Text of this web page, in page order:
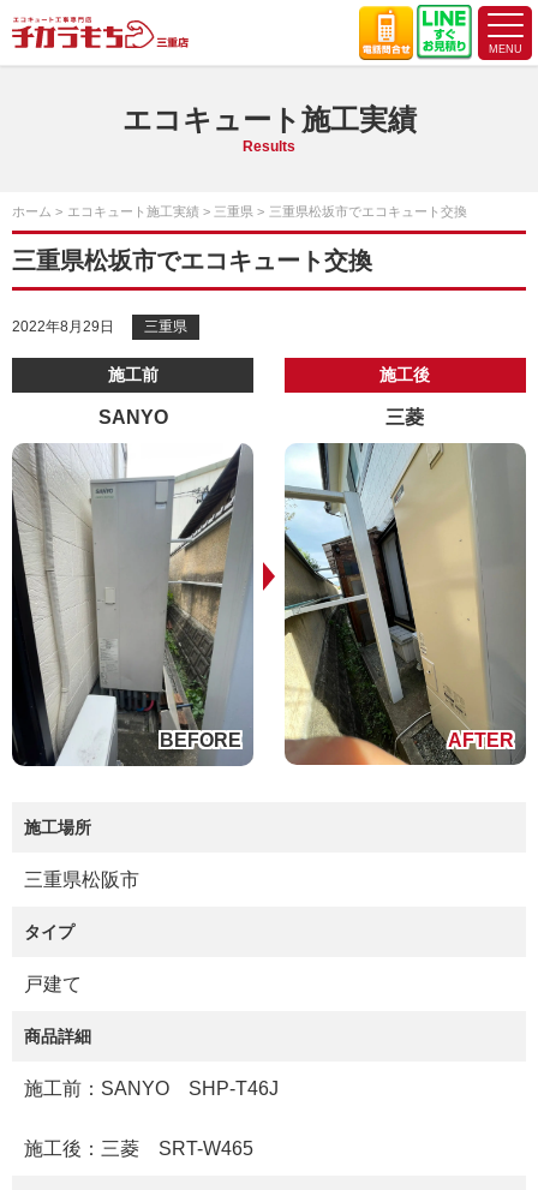
エコキュート施工実績
Results
ホーム エコキュート施工実績 三重県 三重県松坂市でエコキュート交換
三重県松坂市でエコキュート交換
2022年8月29日 三重県
施工前
SANYO
施工後
三菱
施工場所
三重県松阪市
タイプ
戸建て
商品詳細
施工前：SANYO SHP-T46J
施工後：三菱 SRT-W465